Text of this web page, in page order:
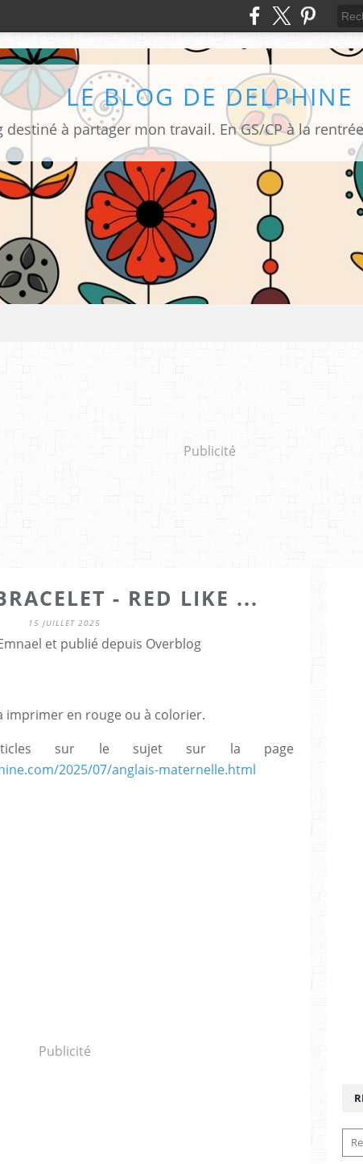
LE BLOG DE DELPHINE
destiné à partager mon travail. En GS/CP à la
Publicité
- RED LIKE ...
15 JUILLET 2025
et publié depuis Overblog
imprimer en rouge ou à colorier.
sur le sujet sur la page
2025/07/anglais-maternelle.html
Publicité